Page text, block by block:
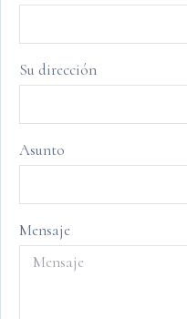
Su dirección
Asunto
Mensaje